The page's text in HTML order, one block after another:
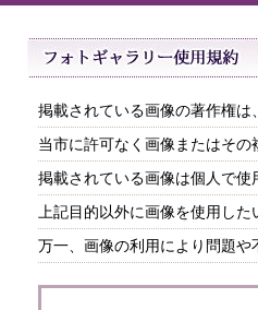
掲載されている画像の著作権は
当市に許可なく画像またはその
掲載されている画像は個人で使
上記目的以外に画像を使用し
万一、画像の利用により問題や